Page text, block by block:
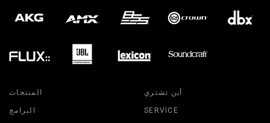
المنتجات
البرامج
أين تشتري
SERVICE